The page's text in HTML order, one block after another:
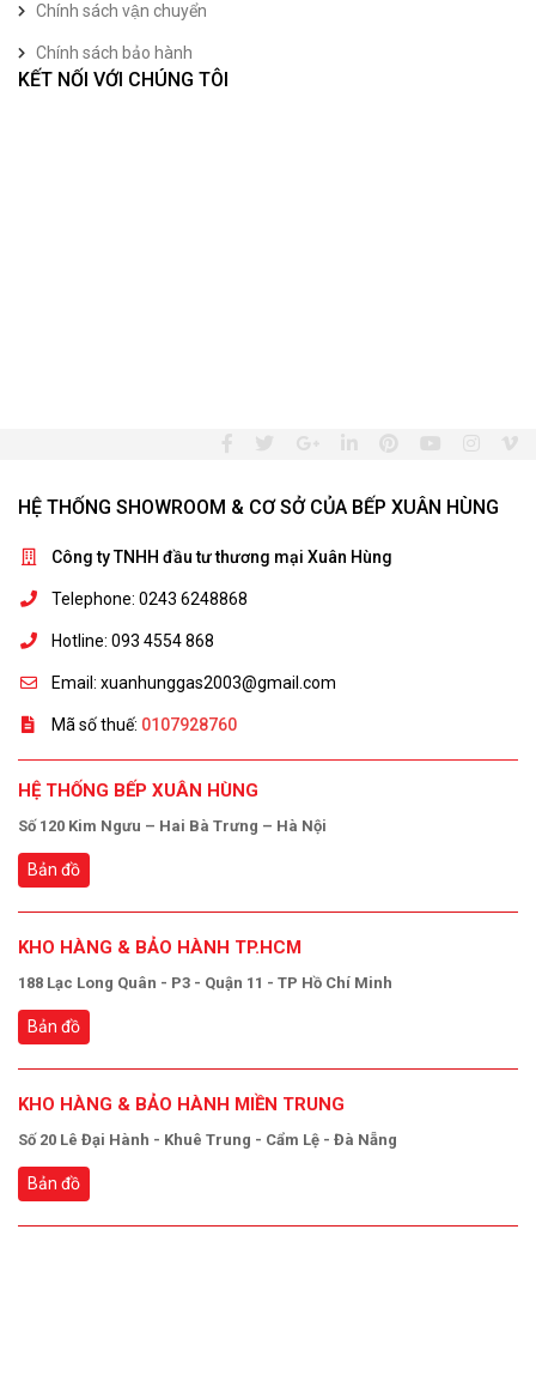
Chính sách vận chuyển
Chính sách bảo hành
KẾT NỐI VỚI CHÚNG TÔI
HỆ THỐNG SHOWROOM & CƠ SỞ CỦA BẾP XUÂN HÙNG
Công ty TNHH đầu tư thương mại Xuân Hùng
Telephone: 0243 6248868
Hotline: 093 4554 868
Email: xuanhunggas2003@gmail.com
Mã số thuế: 0107928760
HỆ THỐNG BẾP XUÂN HÙNG
Số 120 Kim Ngưu – Hai Bà Trưng – Hà Nội
Bản đồ
KHO HÀNG & BẢO HÀNH TP.HCM
188 Lạc Long Quân - P3 - Quận 11 - TP Hồ Chí Minh
Bản đồ
KHO HÀNG & BẢO HÀNH MIỀN TRUNG
Số 20 Lê Đại Hành - Khuê Trung - Cẩm Lệ - Đà Nẵng
Bản đồ